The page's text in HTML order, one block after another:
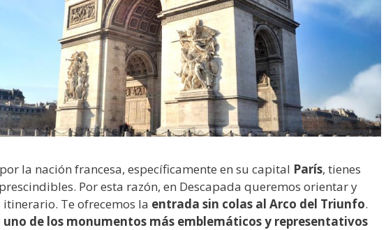
la nación francesa, específicamente en su capital París, tienes
Por esta razón, en Descapada queremos orientar y
Te ofrecemos la entrada sin colas al Arco del Triunfo.
uno de los monumentos más emblemáticos y representativos